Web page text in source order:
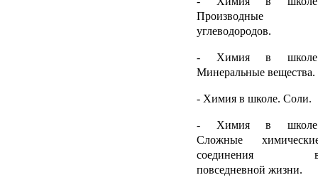
Производные
углеводородов.
- Химия в
Минеральные вещества.
- Химия в школе. Соли.
- Химия в
Сложные
соединения
повседневной жизни.